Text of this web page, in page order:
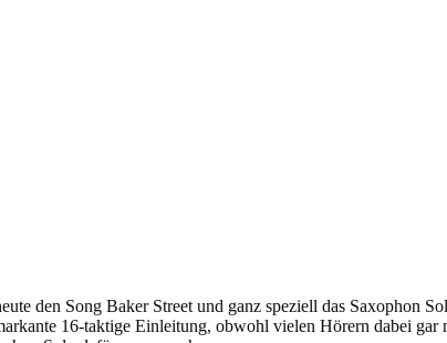
den Song Baker Street und ganz speziell das Saxophon
16-taktige Einleitung, obwohl vielen Hörern dabei gar